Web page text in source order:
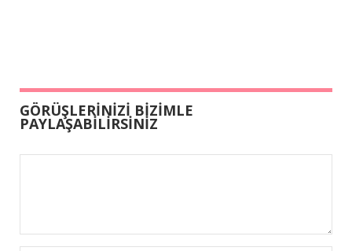
GÖRÜŞLERİNİZİ BİZİMLE
PAYLAŞABİLİRSİNİZ